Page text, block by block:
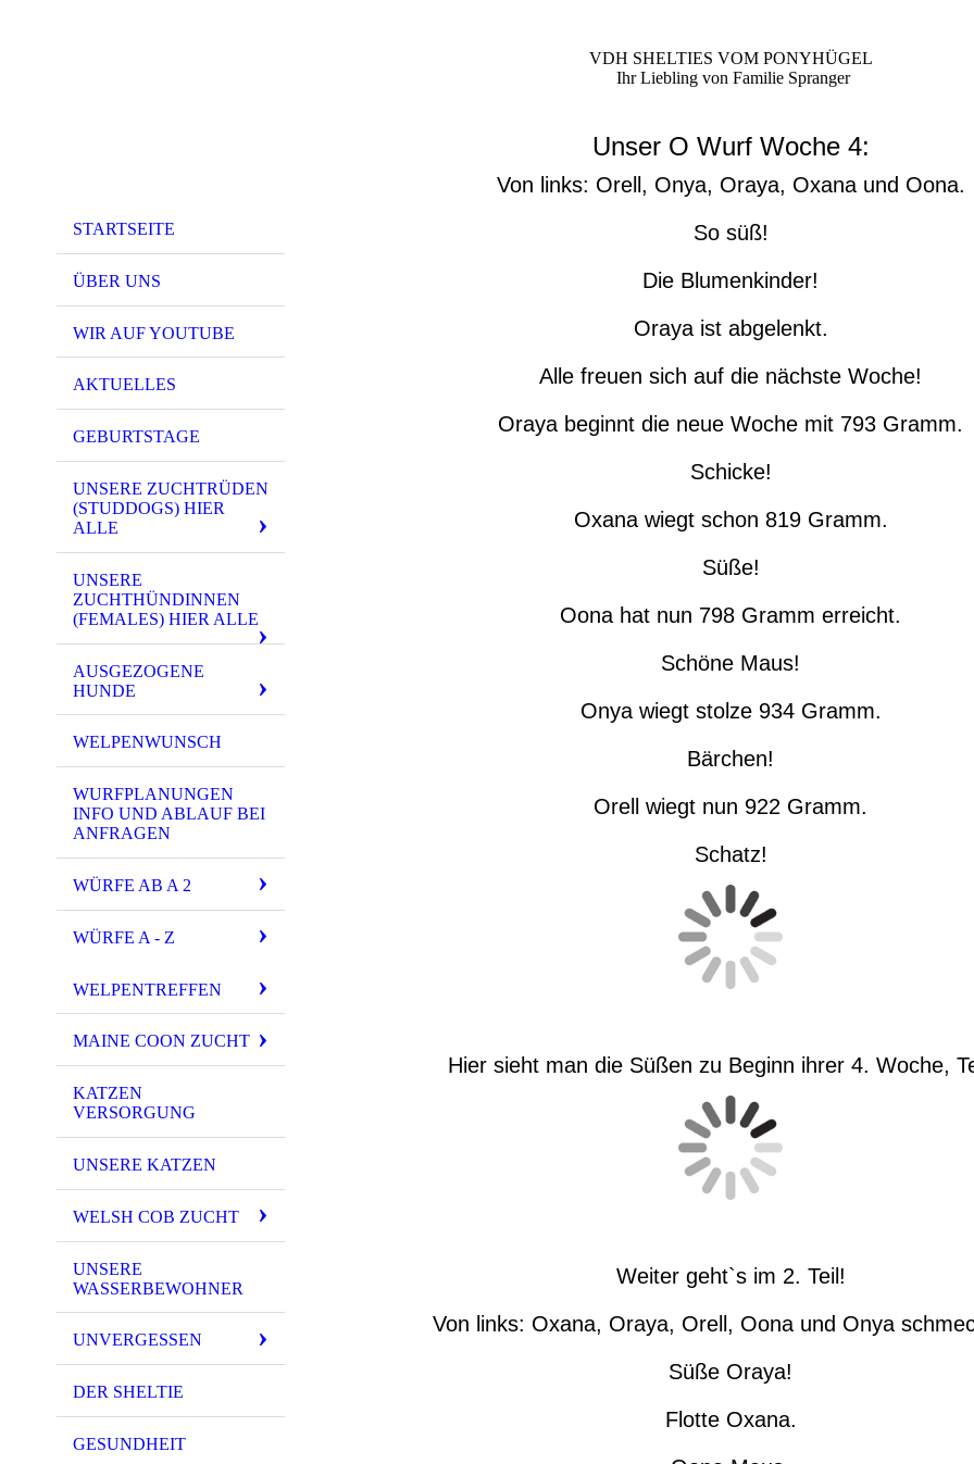
STARTSEITE
ÜBER UNS
WIR AUF YOUTUBE
AKTUELLES
GEBURTSTAGE
UNSERE ZUCHTRÜDEN
(STUDDOGS) HIER
ALLE
UNSERE
ZUCHTHÜNDINNEN
(FEMALES) HIER ALLE
AUSGEZOGENE
HUNDE
WELPENWUNSCH
WURFPLANUNGEN
INFO UND ABLAUF BEI
ANFRAGEN
WÜRFE AB A 2
WÜRFE A - Z
WELPENTREFFEN
MAINE COON ZUCHT
KATZEN
VERSORGUNG
UNSERE KATZEN
WELSH COB ZUCHT
UNSERE
WASSERBEWOHNER
UNVERGESSEN
DER SHELTIE
GESUNDHEIT
VDH SHELTIES VOM PONYHÜGEL
Ihr Liebling von Familie Spranger
Unser O Wurf Woche 4:
Von links: Orell, Onya, Oraya, Oxana und Oona.
So süß!
Die Blumenkinder!
Oraya ist abgelenkt.
Alle freuen sich auf die nächste Woche!
Oraya beginnt die neue Woche mit 793 Gramm.
Schicke!
Oxana wiegt schon 819 Gramm.
Süße!
Oona hat nun 798 Gramm erreicht.
Schöne Maus!
Onya wiegt stolze 934 Gramm.
Bärchen!
Orell wiegt nun 922 Gramm.
Schatz!
Hier sieht man die Süßen zu Beginn ihrer 4. Woche,
Weiter geht`s im 2. Teil!
Von links: Oxana, Oraya, Orell, Oona und Onya
Süße Oraya!
Flotte Oxana.